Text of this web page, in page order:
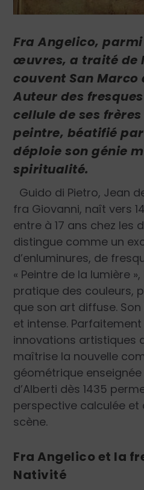
Fra Angelico,
œuvres, a traité de
couvent San Marco
Auteur des
cellule de ses
peintre, béatifié
déploie son génie
spiritualité.
Guido di Pietro, Jean
fra Giovanni, naît vers
entre à 17 ans chez les
distingue comme un
d’enluminures, de
« Peintre de la lumière
pratique des couleurs,
que son art diffuse.
et intense.
innovations artistiques
maîtrise la nouvelle
géométrique
d’Alberti dès 1435
perspective calculée et
scène.
Fra Angelico et la
Nativité